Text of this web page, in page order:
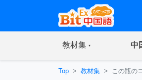
教材集(current) 中
Top 教材集 この瓶の